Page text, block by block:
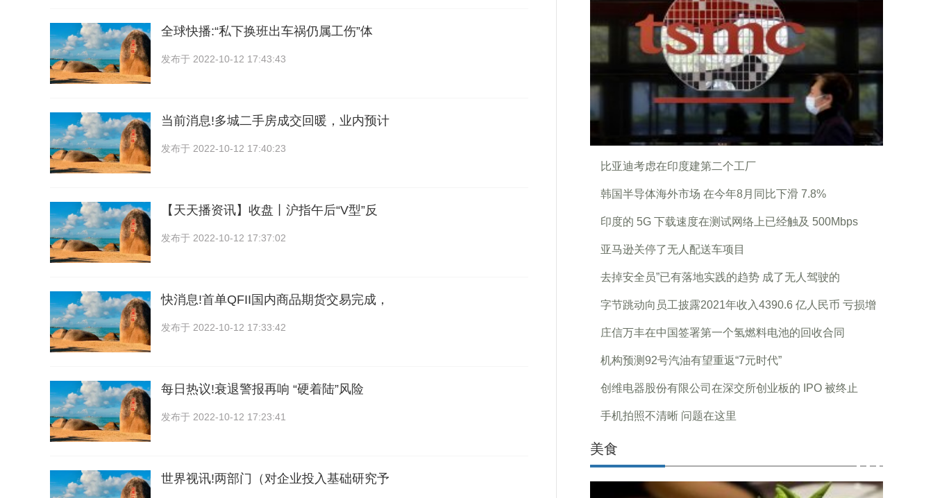
全球快播:“私下换班出车祸仍属工伤”体
发布于 2022-10-12 17:43:43
当前消息!多城二手房成交回暖，业内预计
发布于 2022-10-12 17:40:23
【天天播资讯】收盘丨沪指午后“V型”反
发布于 2022-10-12 17:37:02
快消息!首单QFII国内商品期货交易完成，
发布于 2022-10-12 17:33:42
每日热议!衰退警报再响 “硬着陆”风险
发布于 2022-10-12 17:23:41
世界视讯!两部门（对企业投入基础研究予
比亚迪考虑在印度建第二个工厂
韩国半导体海外市场 在今年8月同比下滑 7.8%
印度的 5G 下载速度在测试网络上已经触及 500Mbps
亚马逊关停了无人配送车项目
去掉安全员”已有落地实践的趋势 成了无人驾驶的
字节跳动向员工披露2021年收入4390.6 亿人民币 亏损增
庄信万丰在中国签署第一个氢燃料电池的回收合同
机构预测92号汽油有望重返“7元时代”
创维电器股份有限公司在深交所创业板的 IPO 被终止
手机拍照不清晰 问题在这里
美食